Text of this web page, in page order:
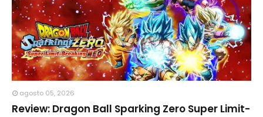
agosto 05, 2026
Review: Dragon Ball Sparking Zero Super Limit-